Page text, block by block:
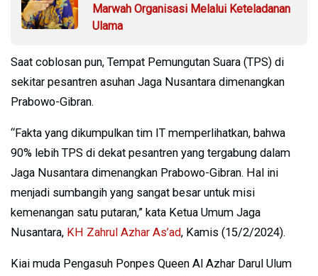
Marwah Organisasi Melalui Keteladanan
Ulama
Saat coblosan pun, Tempat Pemungutan Suara (TPS) di
sekitar pesantren asuhan Jaga Nusantara dimenangkan
Prabowo-Gibran.
“Fakta yang dikumpulkan tim IT memperlihatkan, bahwa
90% lebih TPS di dekat pesantren yang tergabung dalam
Jaga Nusantara dimenangkan Prabowo-Gibran. Hal ini
menjadi sumbangih yang sangat besar untuk misi
kemenangan satu putaran,” kata Ketua Umum Jaga
Nusantara, KH Zahrul Azhar As’ad, Kamis (15/2/2024).
Kiai muda Pengasuh Ponpes Queen Al Azhar Darul Ulum